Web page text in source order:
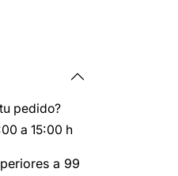
pedido?
a 15:00 h
a 99